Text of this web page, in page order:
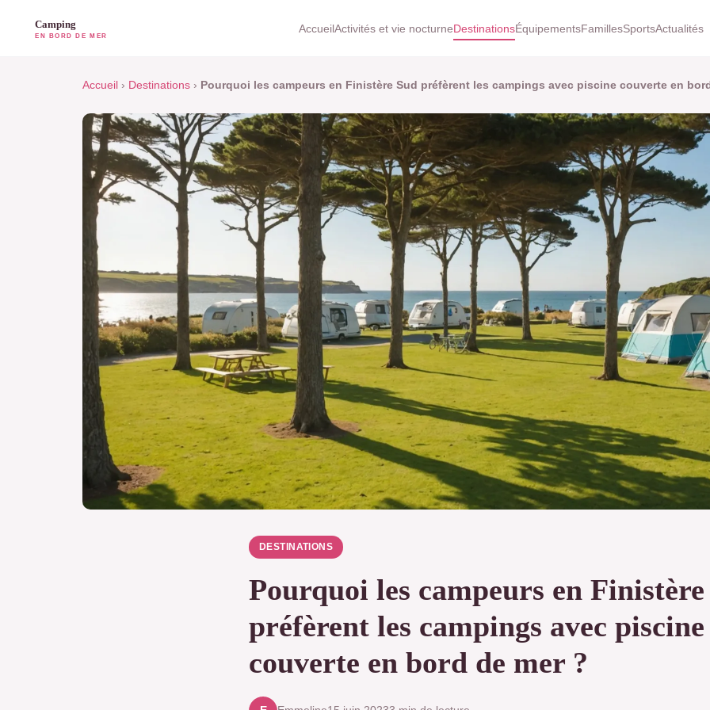
AccueilActivités et vie nocturneDestinationsÉquipementsFamillesSportsActualités
Accueil › Destinations › Pourquoi les campeurs en Finistère Sud préfèrent les campings avec piscine couverte en
DESTINATIONS
Pourquoi les campeurs en
préfèrent les campings avec piscine
couverte en bord de mer ?